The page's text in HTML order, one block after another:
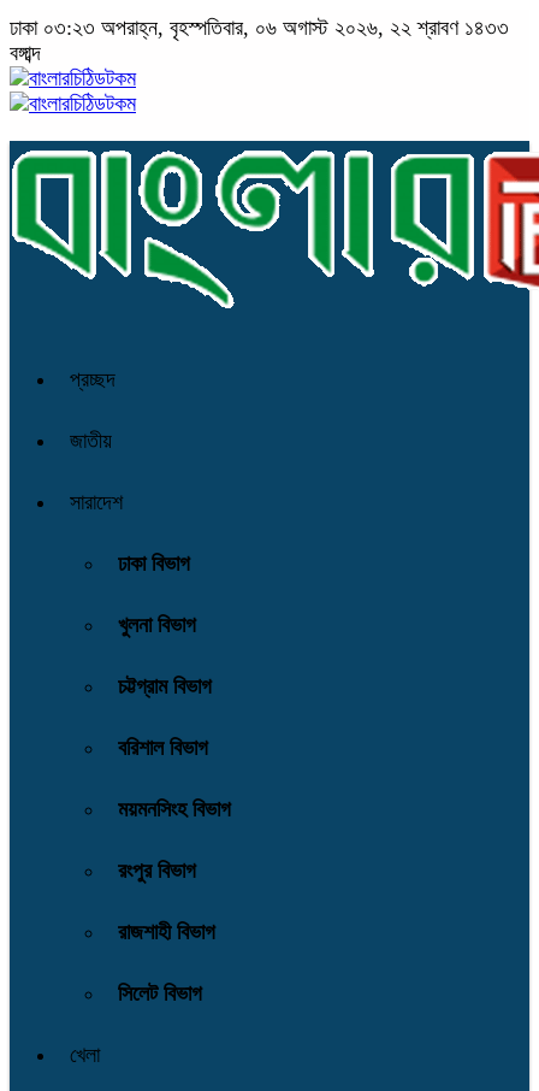
ঢাকা ০৩:২৩ অপরাহ্ন, বৃহস্পতিবার, ০৬ অগাস্ট ২০২৬, ২২ শ্রাবণ ১৪৩৩
বঙ্গাব্দ
প্রচ্ছদ
জাতীয়
সারাদেশ
ঢাকা বিভাগ
খুলনা বিভাগ
চট্টগ্রাম বিভাগ
বরিশাল বিভাগ
ময়মনসিংহ বিভাগ
রংপুর বিভাগ
রাজশাহী বিভাগ
সিলেট বিভাগ
খেলা